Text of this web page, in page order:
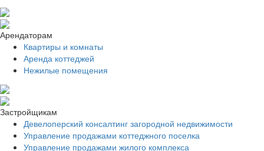
Арендаторам
Квартиры и комнаты
Аренда коттеджей
Нежилые помещения
Застройщикам
Девелоперский консалтинг загородной недвижимости
Управление продажами коттеджного поселка
Управление продажами жилого комплекса